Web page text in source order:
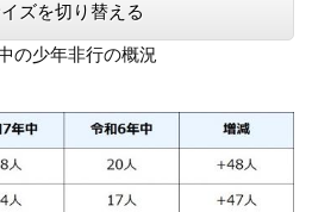
ズを切り替える
の少年非行の概況